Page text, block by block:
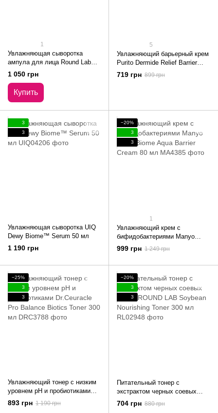
1
Увлажняющая сыворотка
ампула для лица Round Lab
1025 Dokdo Ampoule 45 мл
1 050 грн
Купить
5
Увлажняющий барьерный крем
Purito Dermide Relief Barrier
Moisturizer 100 мл
719 грн 899 грн
3
3
Увлажняющая сыворотка UIQ
Dewy Biome™ Serum 50 мл
1 190 грн
−20%
3
3
1
Увлажняющий крем с
бифидобактериями Manyo
Bifida Biome Aqua Barrier Cream
999 грн 1 249 грн
−25%
3
3
Увлажняющий тонер с низким
уровнем pH и пробиотиками
Dr.Ceuracle Pro Balance Biotics
Toner 300 мл
893 грн 1 190 грн
−20%
3
3
Питательный тонер с
экстрактом черных соевых
бобов ROUND LAB Soybean
Nourishing Toner 300 мл
704 грн 880 грн